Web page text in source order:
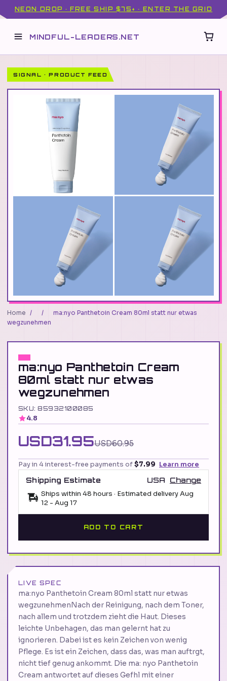
NEON DROP · FREE SHIP $75+ · ENTER THE GRID
MINDFUL-LEADERS.NET
SIGNAL · PRODUCT FEED
Home / /
ma:nyo Panthetoin Cream 80ml statt nur etwas
wegzunehmen
ma:nyo Panthetoin Cream
80ml statt nur etwas
wegzunehmen
SKU: 85932100085
4.8
USD31.95USD60.95
Pay in 4 interest-free payments of$7.99 Learn more
Shipping Estimate
USA
Change
Ships within 48 hours · Estimated deliveryAug
12 - Aug 17
ADD TO CART
LIVE SPEC
ma:nyo Panthetoin Cream 80ml statt nur etwas
wegzunehmenNach der Reinigung, nach dem Toner,
nach allem und trotzdem zieht die Haut. Dieses
leichte Unbehagen, das man gelernt hat zu
ignorieren. Dabei ist es kein Zeichen von wenig
Pflege. Es ist ein Zeichen, dass das, was man auftrgt,
nicht tief genug ankommt. Die ma: nyo Panthetoin
Cream antwortet auf dieses Gefhl mit einer